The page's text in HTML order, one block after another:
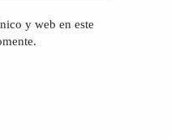
y web en este